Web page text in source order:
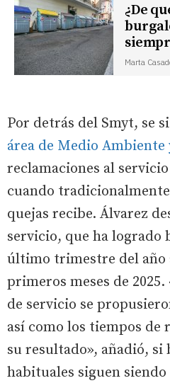
¿De
Marta
Por detrás del Smyt, se
área de Medio Ambiente
reclamaciones al
cuando
quejas recibe. Álvarez
servicio, que ha logrado
último trimestre del año
primeros meses de
de servicio se
así como los tiempos de
su resultado», añadió, si
habituales siguen